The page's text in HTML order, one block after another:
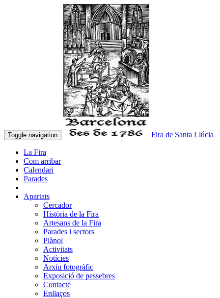
Toggle navigation Fira de Santa Llúcia
La Fira
Com arribar
Calendari
Parades
Apartats
Cercador
Història de la Fira
Artesans de la Fira
Parades i sectors
Plànol
Activitats
Notícies
Arxiu fotogràfic
Exposició de pessebres
Contacte
Enllaços